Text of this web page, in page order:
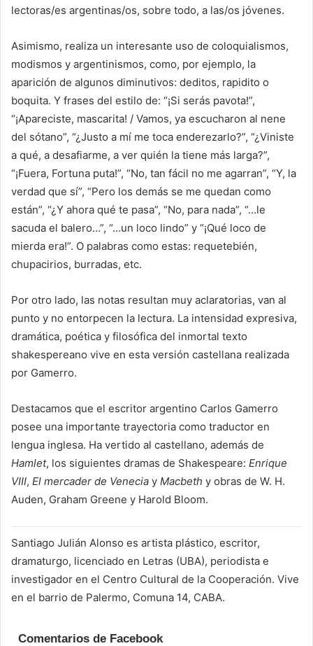
lectoras/es argentinas/os, sobre todo, a las/os jóvenes.
Asimismo, realiza un interesante uso de coloquialismos,
modismos y argentinismos, como, por ejemplo, la
aparición de algunos diminutivos: deditos, rapidito o
boquita. Y frases del estilo de: “¡Si serás pavota!”,
“¡Apareciste, mascarita! / Vamos, ya escucharon al nene
del sótano”, “¿Justo a mí me toca enderezarlo?”, “¿Viniste
a qué, a desafiarme, a ver quién la tiene más larga?”,
“¡Fuera, Fortuna puta!”, “No, tan fácil no me agarran”, “Y, la
verdad que sí”, “Pero los demás se me quedan como
están”, “¿Y ahora qué te pasa”, “No, para nada”, “…le
sacuda el balero…”, “…un loco lindo” y “¡Qué loco de
mierda era!”. O palabras como estas: requetebién,
chupacirios, burradas, etc.
Por otro lado, las notas resultan muy aclaratorias, van al
punto y no entorpecen la lectura. La intensidad expresiva,
dramática, poética y filosófica del inmortal texto
shakespereano vive en esta versión castellana realizada
por Gamerro.
Destacamos que el escritor argentino Carlos Gamerro
posee una importante trayectoria como traductor en
lengua inglesa. Ha vertido al castellano, además de
Hamlet, los siguientes dramas de Shakespeare: Enrique
VIII, El mercader de Venecia y Macbeth y obras de W. H.
Auden, Graham Greene y Harold Bloom.
Santiago Julián Alonso es artista plástico, escritor,
dramaturgo, licenciado en Letras (UBA), periodista e
investigador en el Centro Cultural de la Cooperación. Vive
en el barrio de Palermo, Comuna 14, CABA.
Comentarios de Facebook